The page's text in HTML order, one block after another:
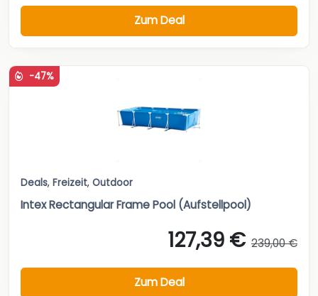
Zum Deal
-47%
Deals, Freizeit, Outdoor
Intex Rectangular Frame Pool (Aufstellpool)
127,39 € 239,00 €
Zum Deal